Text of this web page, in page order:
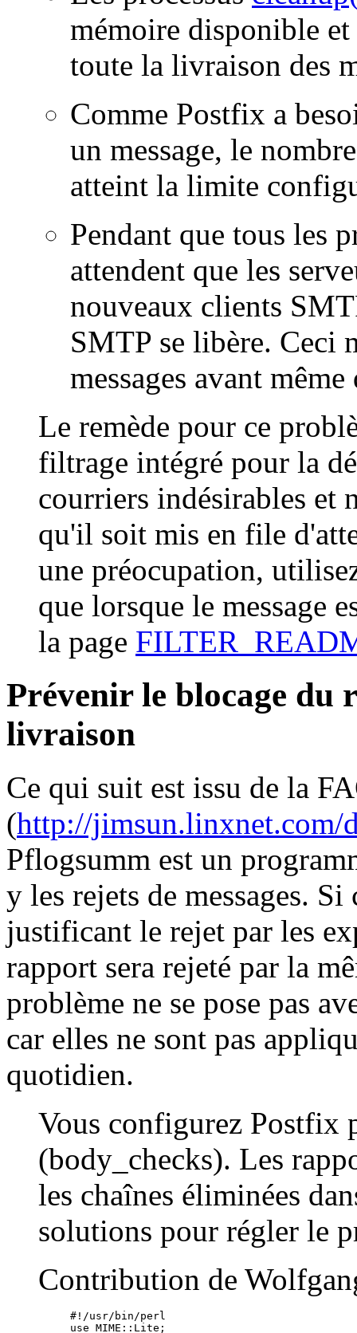
mémoire disponible
toute la livraison des
Comme Postfix a
un message, le
atteint la limite
Pendant que tous les
attendent que les
nouveaux clients
SMTP se libère. Ceci
messages avant
Le remède pour ce
filtrage intégré pour la
courriers indésirables et
qu'il soit mis en file
une préocupation,
que lorsque le message
la page
Prévenir le blocage du
livraison
Ce qui suit est issu de la
(http://jimsun.linxnet.com/
Pflogsumm est un
y les rejets de messages.
justificant le rejet par les
rapport sera rejeté par la
problème ne se pose pas
car elles ne sont pas
quotidien.
Vous configurez Postfix
(body_checks). Les
les chaînes éliminées
solutions pour régler le
Contribution de
#!/usr/bin/perl
use MIME::Lite;